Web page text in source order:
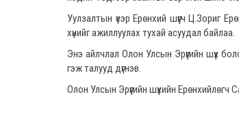
Уулзалтын үеэр Ерөнхий шүүгч Ц.Зориг
хүнийг ажиллуулах тухай асуудал байлаа.
Энэ айлчлал Олон Улсын Эрүүгийн шүүх
гэж талууд дүгнэв.
Олон Улсын Эрүүгийн шүүхийн